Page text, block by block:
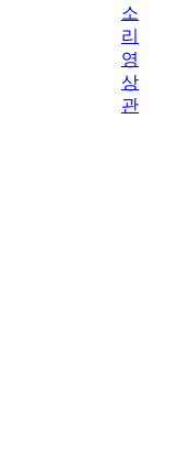
소
리
영
상
관